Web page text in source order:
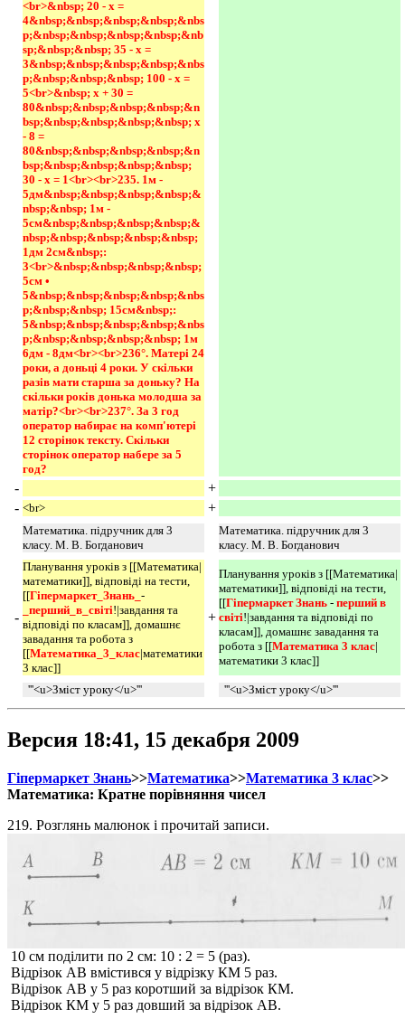
<br>&nbsp; 20 - х =
4&nbsp;&nbsp;&nbsp;&nbsp;&nbs
p;&nbsp;&nbsp;&nbsp;&nbsp;&nb
sp;&nbsp;&nbsp; 35 - х =
3&nbsp;&nbsp;&nbsp;&nbsp;&nbs
p;&nbsp;&nbsp;&nbsp; 100 - х =
5<br>&nbsp; х + 30 =
80&nbsp;&nbsp;&nbsp;&nbsp;&n
bsp;&nbsp;&nbsp;&nbsp;&nbsp; х
- 8 =
80&nbsp;&nbsp;&nbsp;&nbsp;&n
bsp;&nbsp;&nbsp;&nbsp;&nbsp;
30 - х = 1<br><br>235. 1м -
5дм&nbsp;&nbsp;&nbsp;&nbsp;&
nbsp;&nbsp; 1м -
5см&nbsp;&nbsp;&nbsp;&nbsp;&
nbsp;&nbsp;&nbsp;&nbsp;&nbsp;
1дм 2см&nbsp;:
3<br>&nbsp;&nbsp;&nbsp;&nbsp;
5см •
5&nbsp;&nbsp;&nbsp;&nbsp;&nbs
p;&nbsp;&nbsp; 15см&nbsp;:
5&nbsp;&nbsp;&nbsp;&nbsp;&nbs
p;&nbsp;&nbsp;&nbsp;&nbsp; 1м
6дм - 8дм<br><br>236°. Матері 24
роки, а доньці 4 роки. У скільки
разів мати старша за доньку? На
скільки років донька молодша за
матір?<br><br>237°. За 3 год
оператор набирає на комп'ютері
12 сторінок тексту. Скільки
сторінок оператор набере за 5
год?
-
+
- <br> +
Математика. підручник для 3
класу. М. В. Богданович
Математика. підручник для 3
класу. М. В. Богданович
-
Планування уроків з [[Математика|
математики]], відповіді на тести,
[[Гіпермаркет_Знань_ -
_перший_в_світі!|завдання та
відповіді по класам]], домашнє
завадання та робота з
[[Математика_3_клас|математики
3 клас]]
+
Планування уроків з [[Математика|
математики]], відповіді на тести,
[[Гіпермаркет Знань - перший в
світі!|завдання та відповіді по
класам]], домашнє завадання та
робота з [[Математика 3 клас|
математики 3 клас]]
'''<u>Зміст уроку</u>''' '''<u>Зміст уроку</u>'''
Версия 18:41, 15 декабря 2009
Гіпермаркет Знань>>Математика>>Математика 3 клас>>
Математика: Кратне порівняння чисел
219. Розглянь малюнок і прочитай записи.
10 см поділити по 2 см: 10 : 2 = 5 (раз).
Відрізок АВ вмістився у відрізку КМ 5 раз.
Відрізок АВ у 5 раз коротший за відрізок КМ.
Відрізок КМ у 5 раз довший за відрізок АВ.